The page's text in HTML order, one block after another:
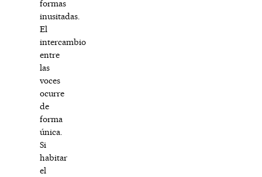
formas
inusitadas.
El
intercambio
entre
las
voces
ocurre
de
forma
única.
Si
habitar
el